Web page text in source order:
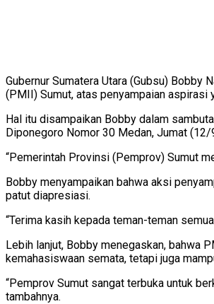
Gubernur Sumatera Utara (Gubsu)
(PMII) Sumut, atas penyampaian aspirasi
Hal itu disampaikan Bobby dalam
Diponegoro Nomor 30 Medan, Jumat
“Pemerintah Provinsi (Pemprov) Sumut
Bobby menyampaikan bahwa aksi
patut diapresiasi.
“Terima kasih kepada teman-teman
Lebih lanjut, Bobby menegaskan, bahwa
kemahasiswaan semata, tetapi juga
“Pemprov Sumut sangat terbuka untuk
tambahnya.